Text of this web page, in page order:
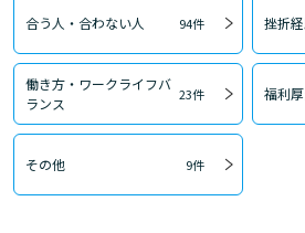
合う人・合わない人 94件 挫折
働き方・ワークライフバ
ランス
23件 福利
その他 9件